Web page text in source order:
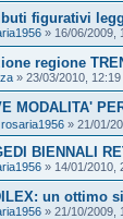
figurativi
» 16/06/2009,
regione
» 23/03/2010, 12:19
MODALITA'
rosaria1956 » 21/01/
BIENNALI
» 14/01/2010,
un ottimo
» 21/10/2009,